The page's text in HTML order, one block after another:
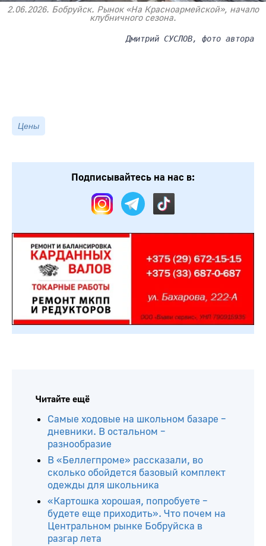
2.06.2026. Бобруйск. Рынок «На Красноармейской», начало
клубничного сезона.
Дмитрий СУСЛОВ, фото автора
Цены
Подписывайтесь на нас в:
Читайте ещё
Самые ходовые на школьном базаре –
дневники. В остальном –
разнообразие
В «Беллегпроме» рассказали, во
сколько обойдется базовый комплект
одежды для школьника
«Картошка хорошая, попробуете –
будете еще приходить». Что почем на
Центральном рынке Бобруйска в
разгар лета